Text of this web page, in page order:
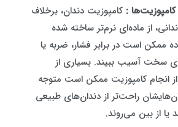
:کامپوزیت دندان، برخلاف
از ماده‌ای نرم‌تر ساخته شده
ممکن است در برابر فشار، ضربه یا
سخت آسیب ببیند. بسیاری از
انجام کامپوزیت ممکن است متوجه
راحت‌تر از دندان‌های طبیعی
یا از بین می‌روند.